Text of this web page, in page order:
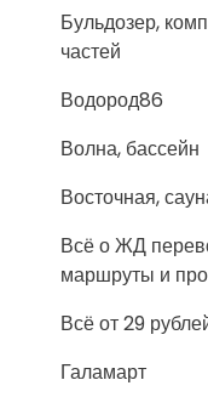
Бульдозер,
частей
Водород86
Волна, бассейн
Восточная,
Всё о ЖД
маршруты и
Всё от 29
Галамарт